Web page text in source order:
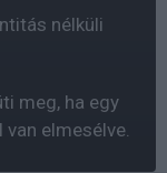
nélküli
meg, ha egy
elmesélve.